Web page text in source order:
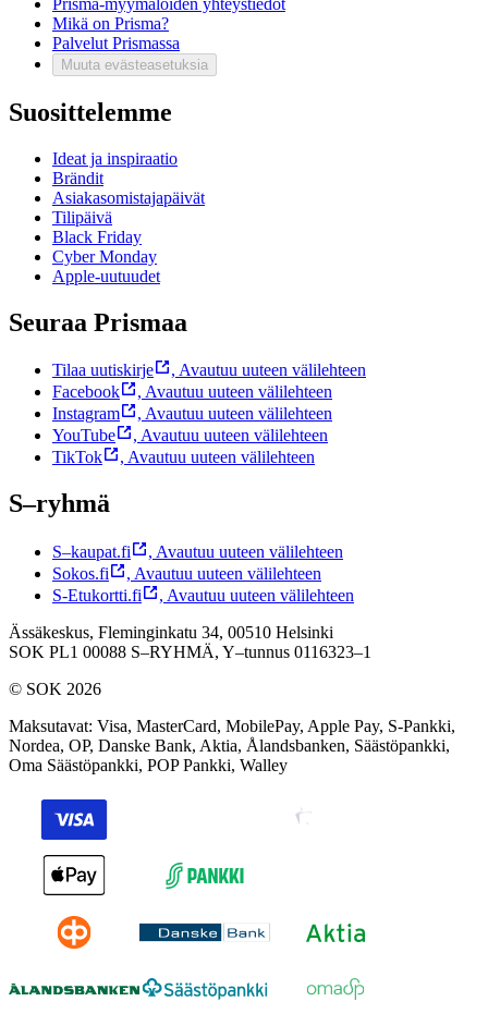
Mikä on Prisma?
Palvelut Prismassa
Muuta evästeasetuksia
Suosittelemme
Ideat ja inspiraatio
Brändit
Asiakasomistajapäivät
Tilipäivä
Black Friday
Cyber Monday
Apple-uutuudet
Seuraa Prismaa
Tilaa uutiskirje , Avautuu uuteen välilehteen
Facebook
, Avautuu uuteen välilehteen
Instagram
, Avautuu uuteen välilehteen
YouTube
, Avautuu uuteen välilehteen
TikTok
, Avautuu uuteen välilehteen
S–ryhmä
S–kaupat.fi , Avautuu uuteen välilehteen
Sokos.fi
, Avautuu uuteen välilehteen
S-Etukortti.fi
, Avautuu uuteen välilehteen
Ässäkeskus, Fleminginkatu 34, 00510 Helsinki
SOK PL1 00088 S–RYHMÄ, Y–tunnus 0116323–1
© SOK 2026
Maksutavat: Visa, MasterCard, MobilePay, Apple Pay, S-Pankki,
Nordea, OP, Danske Bank, Aktia, Ålandsbanken, Säästöpankki,
Oma Säästöpankki, POP Pankki, Walley